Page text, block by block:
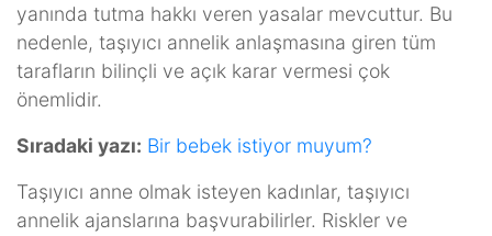
yanında tutma hakkı veren yasalar mevcuttur. Bu
nedenle, taşıyıcı annelik anlaşmasına giren tüm
tarafların bilinçli ve açık karar vermesi çok
önemlidir.
Sıradaki yazı: Bir bebek istiyor muyum?
Taşıyıcı anne olmak isteyen kadınlar, taşıyıcı
annelik ajanslarına başvurabilirler. Riskler ve